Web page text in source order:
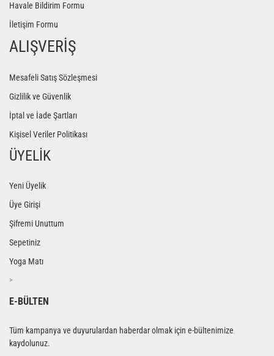
Havale Bildirim Formu
İletişim Formu
ALIŞVERİŞ
Mesafeli Satış Sözleşmesi
Gizlilik ve Güvenlik
İptal ve İade Şartları
Kişisel Veriler Politikası
ÜYELİK
Yeni Üyelik
Üye Girişi
Şifremi Unuttum
Sepetiniz
Yoga Matı
>
E-BÜLTEN
Tüm kampanya ve duyurulardan haberdar olmak için e-bültenimize
kaydolunuz.